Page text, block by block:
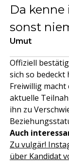
Da
sonst
Umut
Offiziell
sich so bedeckt
Freiwillig macht
aktuelle
ihn zu
Auch
Zu vulgär!
über Kandidat